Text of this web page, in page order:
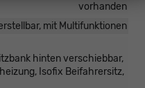
vorhanden
mit Multifunktionen
hinten verschiebbar,
Isofix Beifahrersitz,